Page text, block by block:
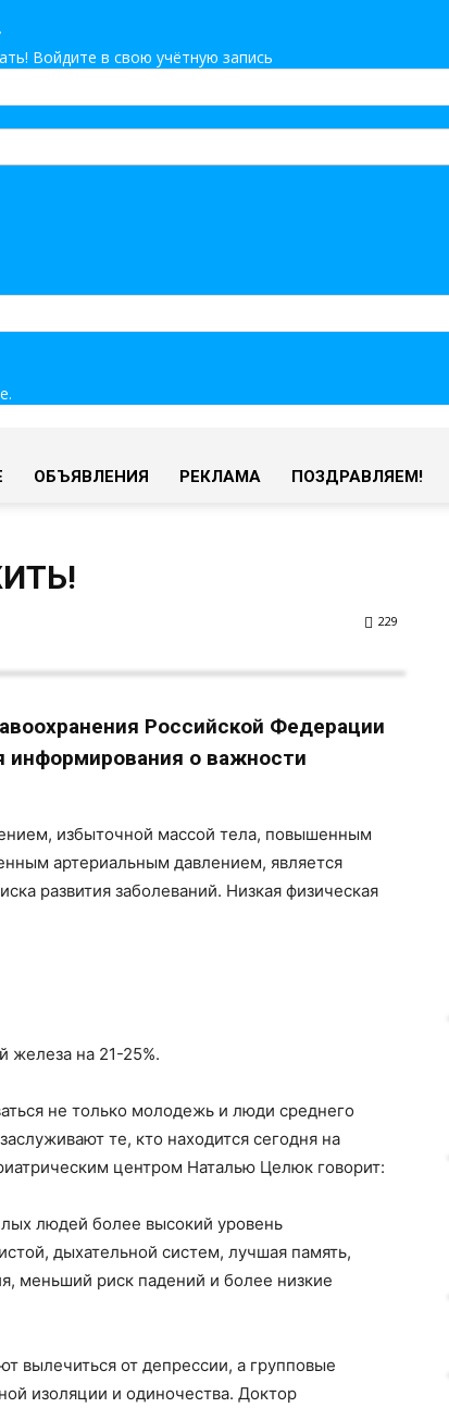
Войдите в свою учётную запись
ОБЪЯВЛЕНИЯ РЕКЛАМА ПОЗДРАВЛЯЕМ!
229
Российской Федерации
информирования о важности
избыточной массой тела, повышенным
артериальным давлением, является
развития заболеваний. Низкая физическая
железа на 21-25%.
не только молодежь и люди среднего
те, кто находится сегодня на
центром Наталью Целюк говорит:
людей более высокий уровень
дыхательной систем, лучшая память,
меньший риск падений и более низкие
вылечиться от депрессии, а групповые
изоляции и одиночества. Доктор